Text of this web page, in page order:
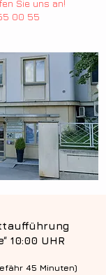
Sie uns an!
00 55
10:00 UHR
45 Minuten)